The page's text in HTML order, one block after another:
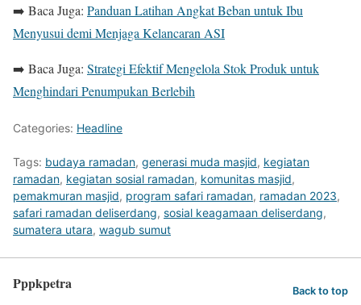
➡️ Baca Juga: Panduan Latihan Angkat Beban untuk Ibu
Menyusui demi Menjaga Kelancaran ASI
➡️ Baca Juga: Strategi Efektif Mengelola Stok Produk untuk
Menghindari Penumpukan Berlebih
Categories: Headline
Tags: budaya ramadan, generasi muda masjid, kegiatan
ramadan, kegiatan sosial ramadan, komunitas masjid,
pemakmuran masjid, program safari ramadan, ramadan 2023,
safari ramadan deliserdang, sosial keagamaan deliserdang,
sumatera utara, wagub sumut
Pppkpetra Back to top